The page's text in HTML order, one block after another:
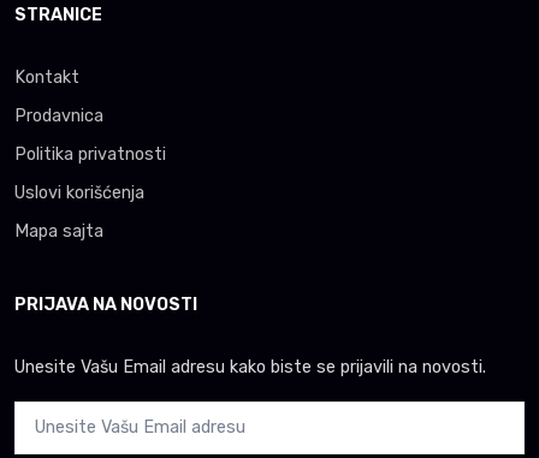
STRANICE
Kontakt
Prodavnica
Politika privatnosti
Uslovi korišćenja
Mapa sajta
PRIJAVA NA NOVOSTI
Unesite Vašu Email adresu kako biste se prijavili na novosti.